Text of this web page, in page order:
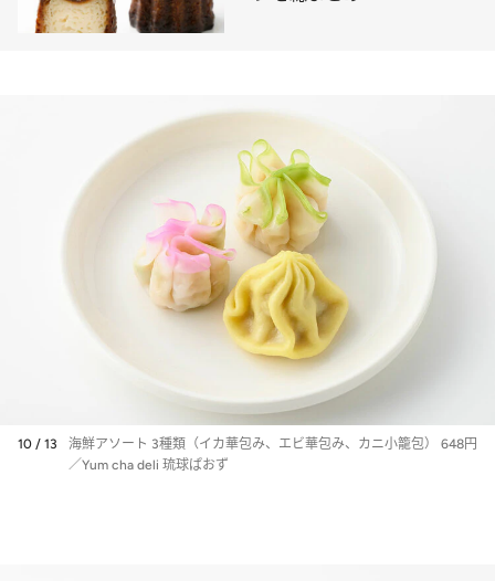
10 / 13
海鮮アソート 3種類（イカ華包み、エビ華包み、カニ小籠包） 648円
／Yum cha deli 琉球ぱおず